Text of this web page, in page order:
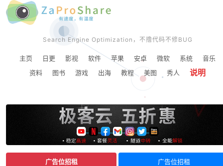
Search Engine Optimization，不撸代码不修BUG
主页 日更 影视 软件 苹果 安卓 微软 系统
音乐
资料
图书 游戏 出海 教程 美图 秀人 说明
广告位招租 广告位招租